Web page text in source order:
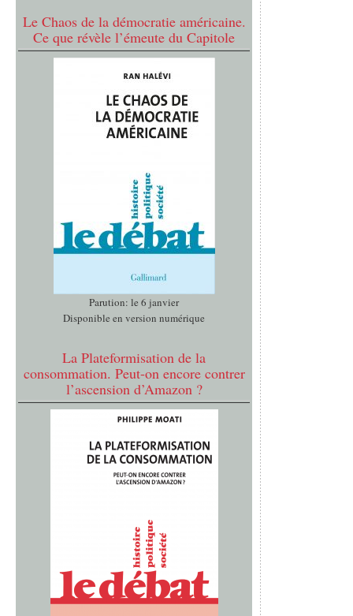
Le Chaos de la démocratie américaine.
Ce que révèle l’émeute du Capitole
Parution: le 6 janvier
Disponible en version numérique
La Plateformisation de la
consommation. Peut-on encore contrer
l’ascension d’Amazon ?